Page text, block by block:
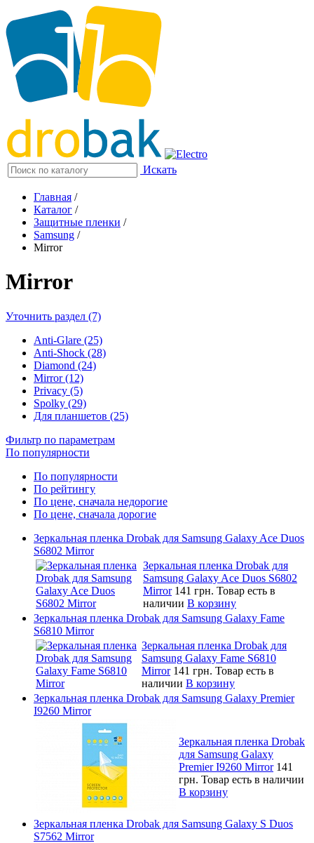
Искать
Главная /
Каталог /
Защитные пленки /
Samsung /
Mirror
Mirror
Уточнить раздел (7)
Anti-Glare (25)
Anti-Shock (28)
Diamond (24)
Mirror (12)
Privacy (5)
Spolky (29)
Для планшетов (25)
Фильтр по параметрам
По популярности
По популярности
По рейтингу
По цене, сначала недорогие
По цене, сначала дорогие
Зеркальная пленка Drobak для Samsung Galaxy Ace Duos
S6802 Mirror
Зеркальная пленка Drobak для
Samsung Galaxy Ace Duos S6802
Mirror 141 грн. Товар есть в
наличии В корзину
Зеркальная пленка Drobak для Samsung Galaxy Fame
S6810 Mirror
Зеркальная пленка Drobak для
Samsung Galaxy Fame S6810
Mirror 141 грн. Товар есть в
наличии В корзину
Зеркальная пленка Drobak для Samsung Galaxy Premier
I9260 Mirror
Зеркальная пленка Drobak
для Samsung Galaxy
Premier I9260 Mirror 141
грн. Товар есть в наличии
В корзину
Зеркальная пленка Drobak для Samsung Galaxy S Duos
S7562 Mirror